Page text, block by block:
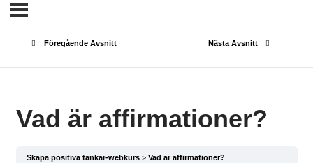
Föregående Avsnitt Nästa Avsnitt
Vad är affirmationer?
Skapa positiva tankar-webkurs Vad är affirmationer?